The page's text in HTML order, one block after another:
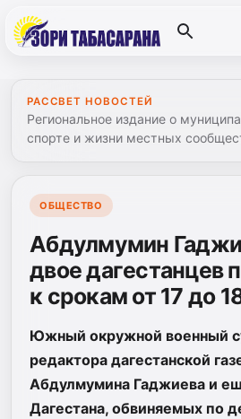
РАССВЕТ НОВОСТЕЙ
Региональное издание о
спорте и жизни местных
ОБЩЕСТВО
Абдулмумин
двое дагестанцев
к срокам от 17 до
Южный окружной военный
редактора дагестанской
Абдулмумина Гаджиева и
Дагестана, обвиняемых по